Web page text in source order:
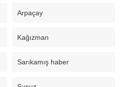
Arpaçay
Kağızman
Sarıkamış haber